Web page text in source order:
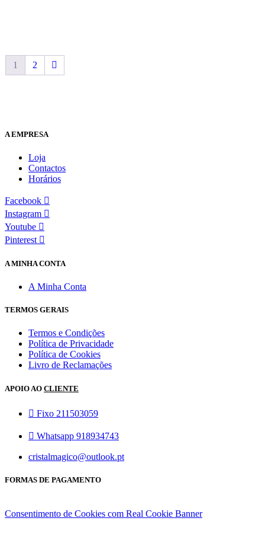
1 2
A EMPRESA
Loja
Contactos
Horários
Facebook
Instagram
Youtube
Pinterest
A MINHA CONTA
A Minha Conta
TERMOS GERAIS
Termos e Condições
Política de Privacidade
Política de Cookies
Livro de Reclamações
APOIO AO CLIENTE
Fixo 211503059
Whatsapp 918934743
cristalmagico@outlook.pt
FORMAS DE PAGAMENTO
Consentimento de Cookies com Real Cookie Banner